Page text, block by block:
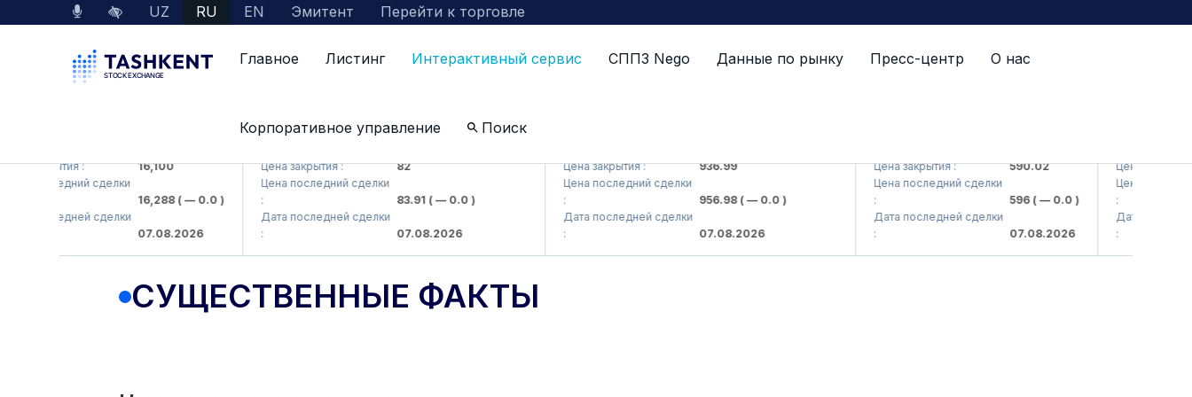
UZ RU EN Эмитент Перейти к торговле
Главное Листинг Интерактивный сервис СППЗ Nego Данные по рынку Пресс-центр О нас
Корпоративное управление Поиск
закрытия :
16,100
последний сделки
16,288( — 0.0 )
последней сделки
07.08.2026
Цена закрытия :
82
Цена последний сделки
83.91( — 0.0 )
Дата последней сделки
07.08.2026
Цена закрытия :
936.99
Цена последний сделки
956.98( — 0.0 )
Дата последней сделки
07.08.2026
Цена закрытия :
590.02
Цена последний сделки
596( — 0.0 )
Дата последней сделки
07.08.2026
Цена закрытия :
Цена последний
Дата последней
СУЩЕСТВЕННЫЕ ФАКТЫ